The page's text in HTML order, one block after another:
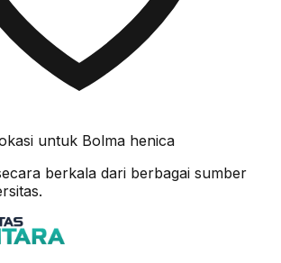
untuk Bolma henica
berkala dari berbagai sumber